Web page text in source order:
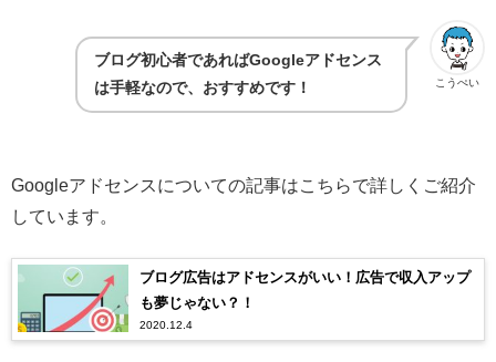
こうぺい
ブログ初心者であればGoogleアドセンス
は手軽なので、おすすめです！
Googleアドセンスについての記事はこちらで詳しくご紹介
しています。
ブログ広告はアドセンスがいい！広告で収入アップ
も夢じゃない？！
2020.12.4